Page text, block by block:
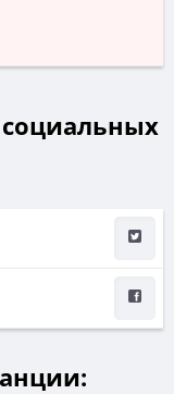
социальных